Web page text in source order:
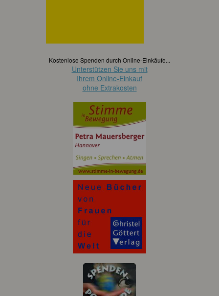
Kostenlose Spenden durch Online-Einkäufe...
Unterstützen Sie uns mit
Ihrem Online-Einkauf
ohne Extrakosten